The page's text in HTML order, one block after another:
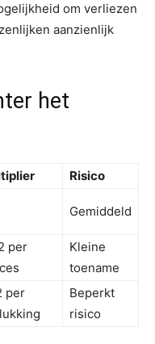
om verliezen
aanzienlijk
het
Risico
Gemiddeld
per
Kleine
toename
per
Beperkt
risico